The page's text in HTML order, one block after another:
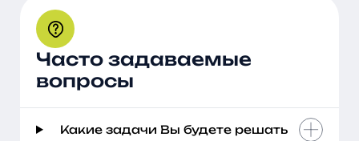
Часто задаваемые
вопросы
Какие задачи Вы будете решать